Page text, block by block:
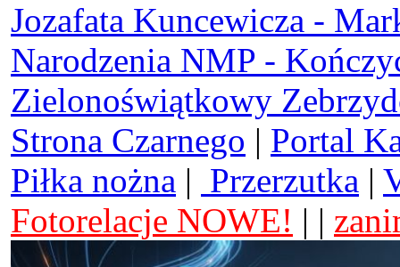
Jozafata Kuncewicza -
Narodzenia NMP -
Zielonoświątkowy
Strona Czarnego | Portal
Piłka nożna | Przerzutka |
Fotorelacje NOWE! | |